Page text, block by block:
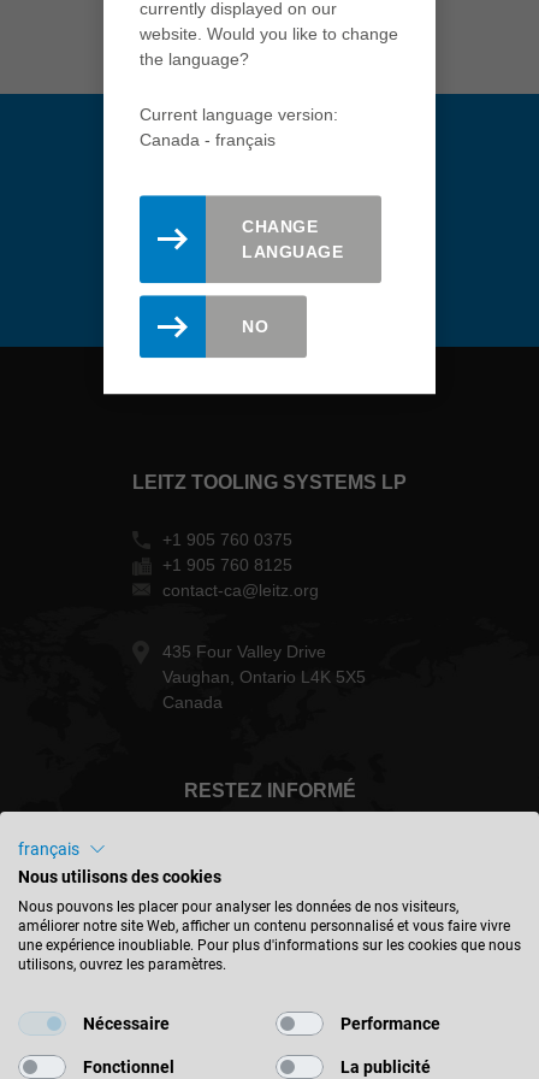
türkçe
USA
Việt Nam
中国
中文
ไทย
Україна
Restez informé(e). Inscrivez-
LEITZ TOOLING SYSTEMS LP
+1 905 760 0375
+1 905 760 8125
contact-ca@leitz.org
435 Four Valley Drive
Vaughan, Ontario L4K 5X5
Canada
RESTEZ INFORMÉ
Canada - français
currently displayed on our
website. Would you like to change
the language?
Current language version:
Canada - français
CHANGE
LANGUAGE
NO
français
Nous utilisons des cookies
Nous pouvons les placer pour analyser les données de nos visiteurs,
améliorer notre site Web, afficher un contenu personnalisé et vous faire vivre
une expérience inoubliable. Pour plus d'informations sur les cookies que nous
utilisons, ouvrez les paramètres.
Nécessaire Performance
Fonctionnel La publicité